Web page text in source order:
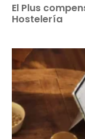
El Plus
Hostelería